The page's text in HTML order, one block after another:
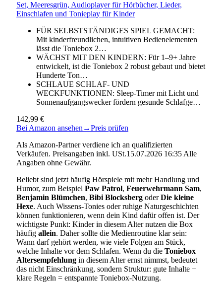
Set, Meeresgrün, Audioplayer für Hörbücher, Lieder,
Einschlafen und Tonieplay für Kinder
FÜR SELBSTSTÄNDIGES SPIEL GEMACHT:
Mit kinderfreundlichen, intuitiven Bedienelementen
lässt die Toniebox 2…
WÄCHST MIT DEN KINDERN: Für 1–9+ Jahre
entwickelt, ist die Toniebox 2 robust gebaut und bietet
Hunderte Ton…
SCHLAUE SCHLAF- UND
WECKFUNKTIONEN: Sleep-Timer mit Licht und
Sonnenaufgangswecker fördern gesunde Schlafge…
142,99 €
Bei Amazon ansehen →Preis prüfen
Als Amazon-Partner verdiene ich an qualifizierten
Verkäufen. Preisangaben inkl. USt.15.07.2026 16:35 Alle
Angaben ohne Gewähr.
Beliebt sind jetzt häufig Hörspiele mit mehr Handlung und
Humor, zum Beispiel Paw Patrol, Feuerwehrmann Sam,
Benjamin Blümchen, Bibi Blocksberg oderDie kleine
Hexe. Auch Wissens-Tonies oder ruhige Naturgeschichten
können funktionieren, wenn dein Kind dafür offen ist. Der
wichtigste Punkt: Kinder in diesem Alter nutzen die Box
häufig allein. Daher sollte die Medienroutine klar sein:
Wann darf gehört werden, wie viele Folgen am Stück,
welche Inhalte vor dem Schlafen. Wenn du die Toniebox
Altersempfehlung in diesem Alter ernst nimmst, bedeutet
das nicht Einschränkung, sondern Struktur: gute Inhalte +
klare Regeln = entspannte Toniebox-Nutzung.